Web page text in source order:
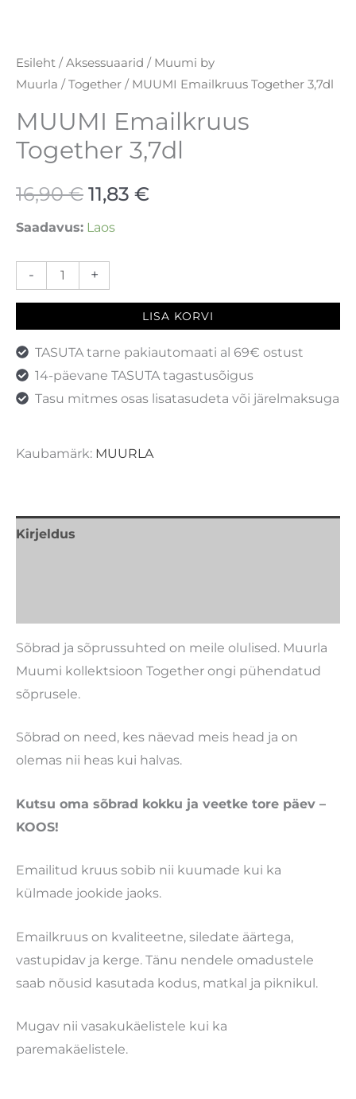
Esileht / Aksessuaarid / Muumi by
Muurla / Together / MUUMI Emailkruus Together 3,7dl
MUUMI Emailkruus
Together 3,7dl
16,90€ 11,83 €
Saadavus: Laos
- +
LISA KORVI
TASUTA tarne pakiautomaati al 69€ ostust
14-päevane TASUTA tagastusõigus
Tasu mitmes osas lisatasudeta või järelmaksuga
Kaubamärk: MUURLA
Kirjeldus
Sõbrad ja sõprussuhted on meile olulised. Muurla
Muumi kollektsioon Together ongi pühendatud
sõprusele.
Sõbrad on need, kes näevad meis head ja on
olemas nii heas kui halvas.
Kutsu oma sõbrad kokku ja veetke tore päev –
KOOS!
Emailitud kruus sobib nii kuumade kui ka
külmade jookide jaoks.
Emailkruus on kvaliteetne, siledate äärtega,
vastupidav ja kerge. Tänu nendele omadustele
saab nõusid kasutada kodus, matkal ja piknikul.
Mugav nii vasakukäelistele kui ka
paremakäelistele.